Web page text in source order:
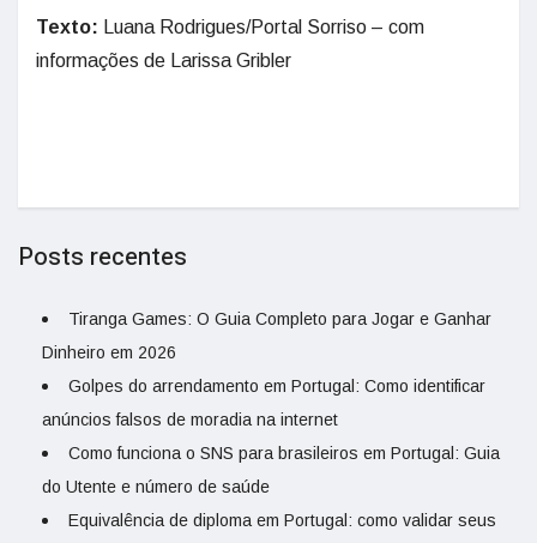
Texto: Luana Rodrigues/Portal Sorriso – com
informações de Larissa Gribler
Posts recentes
Tiranga Games: O Guia Completo para Jogar e Ganhar
Dinheiro em 2026
Golpes do arrendamento em Portugal: Como identificar
anúncios falsos de moradia na internet
Como funciona o SNS para brasileiros em Portugal: Guia
do Utente e número de saúde
Equivalência de diploma em Portugal: como validar seus